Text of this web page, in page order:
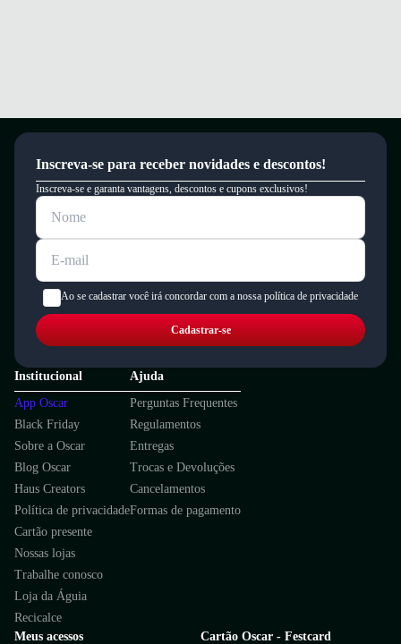
Inscreva-se para receber novidades e descontos!
Inscreva-se e garanta vantagens, descontos e cupons exclusivos!
Ao se cadastrar você irá concordar com a nossa política de privacidade
Cadastrar-se
Institucional
App Oscar
Black Friday
Sobre a Oscar
Blog Oscar
Haus Creators
Política de privacidade
Cartão presente
Nossas lojas
Trabalhe conosco
Loja da Águia
Recicalce
Ajuda
Perguntas Frequentes
Regulamentos
Entregas
Trocas e Devoluções
Cancelamentos
Formas de pagamento
Meus acessos
Cartão Oscar - Festcard